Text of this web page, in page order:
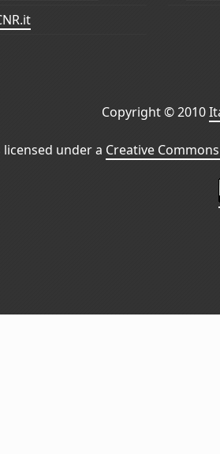
Copyright © 2010
under a Creative